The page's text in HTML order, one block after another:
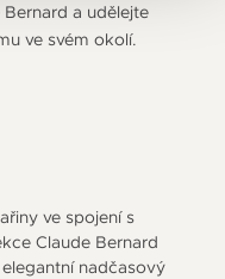
a udělejte
ve svém okolí.
ve spojení s
Claude Bernard
nadčasový